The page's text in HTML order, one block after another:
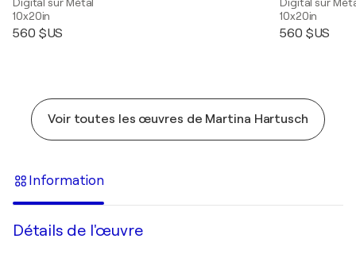
10x20in
560 $US
10x20in
560 $US
Voir toutes les œuvres de Martina Hartusch
Information
Détails de l'œuvre